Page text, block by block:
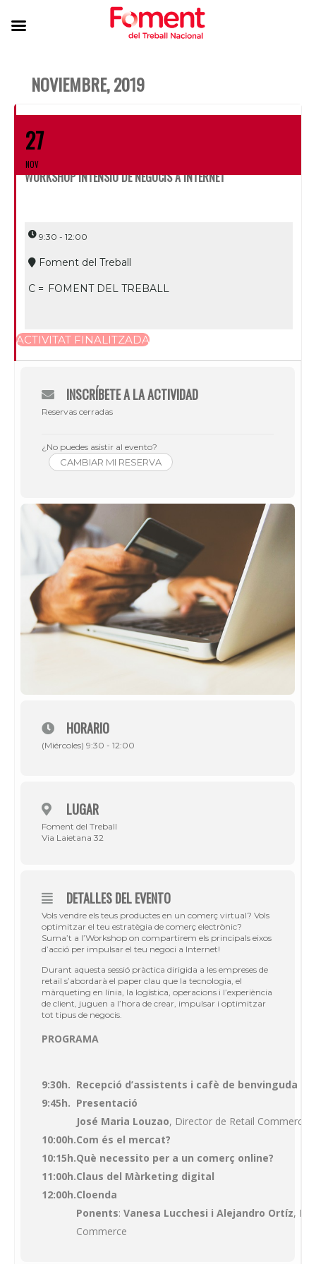
NOVIEMBRE, 2019
27
NOV
WORKSHOP INTENSIU DE NEGOCIS A INTERNET
9:30 - 12:00
Foment del Treball
C = FOMENT DEL TREBALL
ACTIVITAT FINALITZADA
INSCRÍBETE A LA ACTIVIDAD
Reservas cerradas
¿No puedes asistir al evento?
CAMBIAR MI RESERVA
HORARIO
(Miércoles) 9:30 - 12:00
LUGAR
Foment del Treball
Via Laietana 32
DETALLES DEL EVENTO
Vols vendre els teus productes en un comerç virtual? Vols
optimitzar el teu estratègia de comerç electrònic?
Suma’t a l’Workshop on compartirem els principals eixos
d’acció per impulsar el teu negoci a Internet!
Durant aquesta sessió pràctica dirigida a les empreses de
retail s’abordarà el paper clau que la tecnologia, el
màrqueting en línia, la logística, operacions i l’experiència
de client, juguen a l’hora de crear, impulsar i optimitzar
tot tipus de negocis.
PROGRAMA
9:30h. Recepció d’assistents i cafè de benvinguda
9:45h. Presentació
José Maria Louzao, Director de Retail Commerce
10:00h.Com és el mercat?
10:15h.Què necessito per a un comerç online?
11:00h.Claus del Màrketing digital
12:00h.Cloenda
Ponents: Vanesa Lucchesi i Alejandro Ortíz,
Commerce